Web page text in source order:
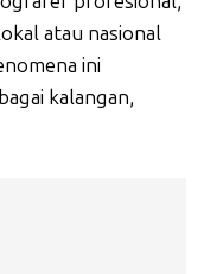
atau nasional
ini
kalangan,